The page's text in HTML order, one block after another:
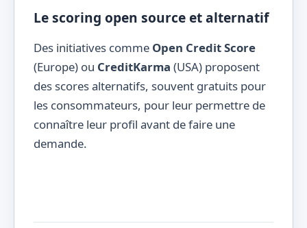
Le scoring open source et alternatif
Des initiatives comme Open Credit Score
(Europe) ou CreditKarma (USA) proposent
des scores alternatifs, souvent gratuits pour
les consommateurs, pour leur permettre de
connaître leur profil avant de faire une
demande.